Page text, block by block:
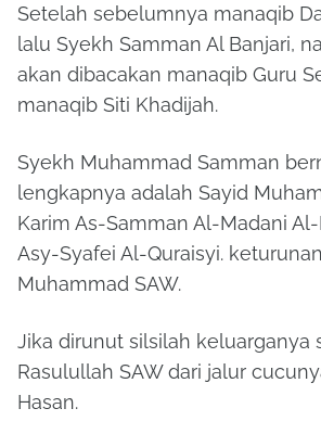
Setelah sebelumnya manaqib
lalu Syekh Samman Al Banjari,
akan dibacakan manaqib Guru
manaqib Siti Khadijah.
Syekh Muhammad Samman
lengkapnya adalah Sayid
Karim As-Samman Al-Madani
Asy-Syafei Al-Quraisyi.
Muhammad SAW.
Jika dirunut silsilah keluarganya
Rasulullah SAW dari jalur
Hasan.